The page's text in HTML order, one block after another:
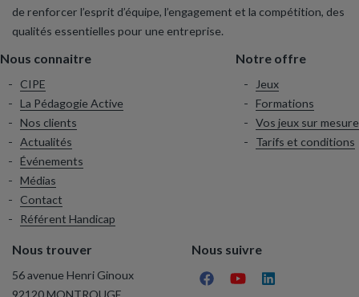
de renforcer l’esprit d’équipe, l’engagement et la compétition, des
qualités essentielles pour une entreprise.
Nous connaitre
CIPE
La Pédagogie Active
Nos clients
Actualités
Événements
Médias
Contact
Référent Handicap
Notre offre
Jeux
Formations
Vos jeux sur mesure
Tarifs et conditions
Nous trouver
56 avenue Henri Ginoux
92120 MONTROUGE
Nous suivre